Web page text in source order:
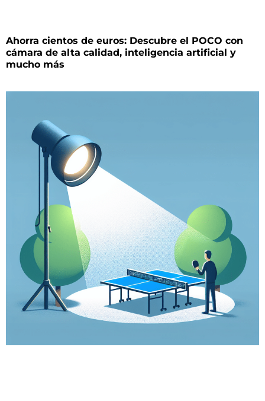
Ahorra cientos de euros: Descubre el POCO con
cámara de alta calidad, inteligencia artificial y
mucho más